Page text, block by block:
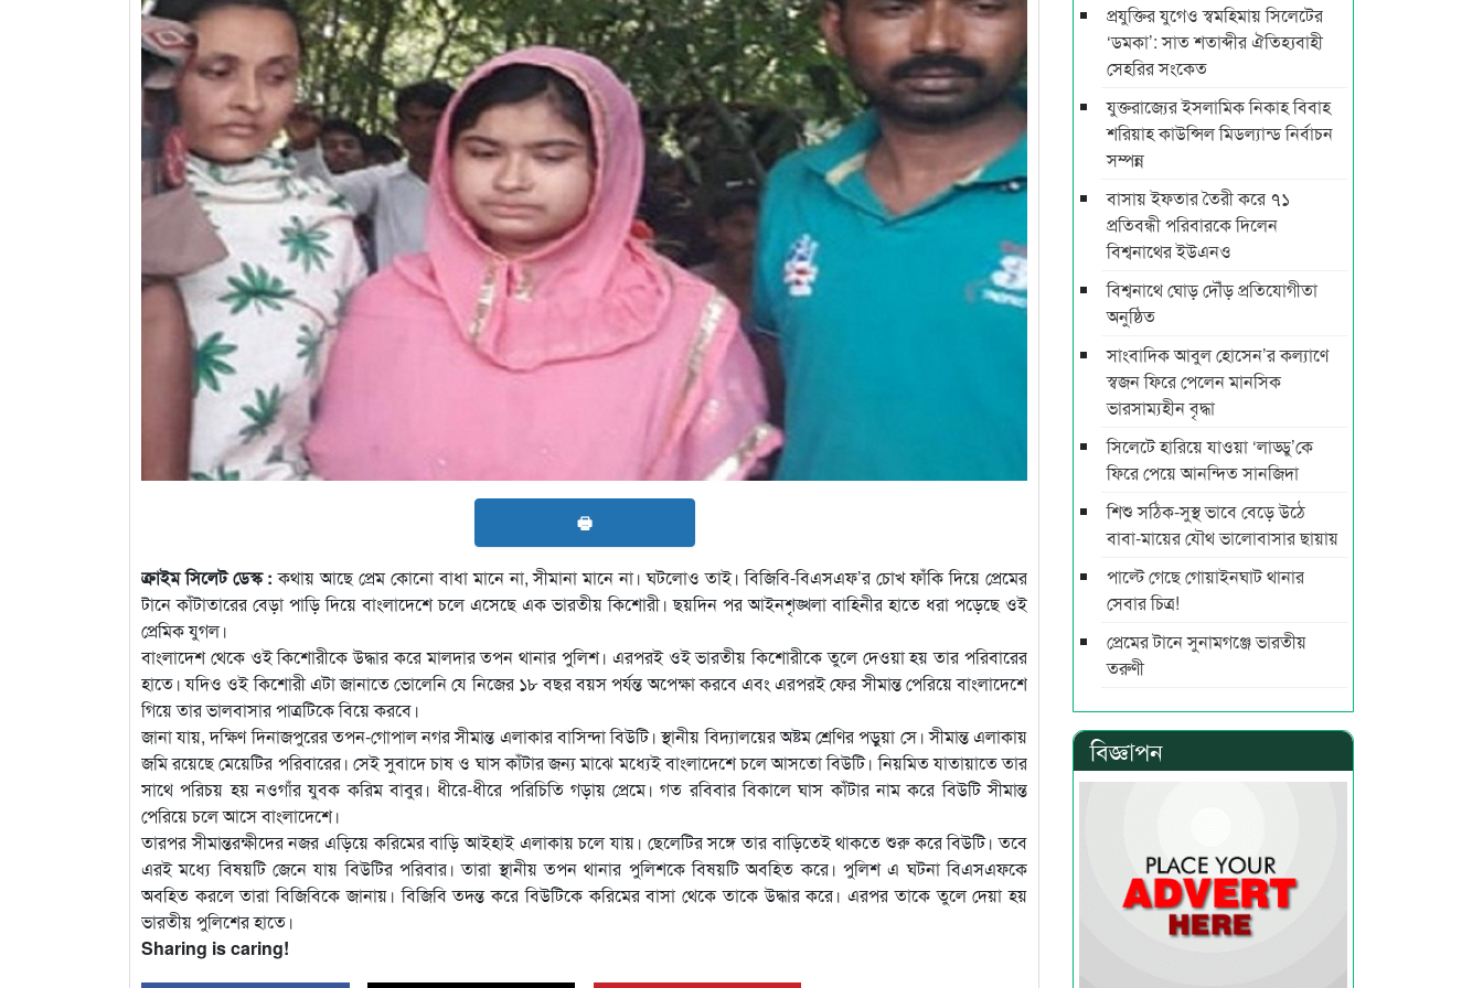
🖶
ক্রাইম সিলেট ডেস্ক : কথায় আছে প্রেম কোনো বাধা মানে না, সীমানা মানে না। ঘটলোও তাই। বিজিবি-বিএসএফ’র চোখ ফাঁকি দিয়ে প্রেমের
টানে কাঁটাতারের বেড়া পাড়ি দিয়ে বাংলাদেশে চলে এসেছে এক ভারতীয় কিশোরী। ছয়দিন পর আইনশৃঙ্খলা বাহিনীর হাতে ধরা পড়েছে ওই
প্রেমিক যুগল।
বাংলাদেশ থেকে ওই কিশোরীকে উদ্ধার করে মালদার তপন থানার পুলিশ। এরপরই ওই ভারতীয় কিশোরীকে তুলে দেওয়া হয় তার পরিবারের
হাতে। যদিও ওই কিশোরী এটা জানাতে ভোলেনি যে নিজের ১৮ বছর বয়স পর্যন্ত অপেক্ষা করবে এবং এরপরই ফের সীমান্ত পেরিয়ে বাংলাদেশে
গিয়ে তার ভালবাসার পাত্রটিকে বিয়ে করবে।
জানা যায়, দক্ষিণ দিনাজপুরের তপন-গোপাল নগর সীমান্ত এলাকার বাসিন্দা বিউটি। স্থানীয় বিদ্যালয়ের অষ্টম শ্রেণির পড়ুয়া সে। সীমান্ত এলাকায়
জমি রয়েছে মেয়েটির পরিবারের। সেই সুবাদে চাষ ও ঘাস কাঁটার জন্য মাঝে মধ্যেই বাংলাদেশে চলে আসতো বিউটি। নিয়মিত যাতায়াতে তার
সাথে পরিচয় হয় নওগাঁর যুবক করিম বাবুর। ধীরে-ধীরে পরিচিতি গড়ায় প্রেমে। গত রবিবার বিকালে ঘাস কাঁটার নাম করে বিউটি সীমান্ত
পেরিয়ে চলে আসে বাংলাদেশে।
তারপর সীমান্তরক্ষীদের নজর এড়িয়ে করিমের বাড়ি আইহাই এলাকায় চলে যায়। ছেলেটির সঙ্গে তার বাড়িতেই থাকতে শুরু করে বিউটি। তবে
এরই মধ্যে বিষয়টি জেনে যায় বিউটির পরিবার। তারা স্থানীয় তপন থানার পুলিশকে বিষয়টি অবহিত করে। পুলিশ এ ঘটনা বিএসএফকে
অবহিত করলে তারা বিজিবিকে জানায়। বিজিবি তদন্ত করে বিউটিকে করিমের বাসা থেকে তাকে উদ্ধার করে। এরপর তাকে তুলে দেয়া হয়
ভারতীয় পুলিশের হাতে।
Sharing is caring!
প্রযুক্তির যুগেও স্বমহিমায় সিলেটের
‘ডমকা’: সাত শতাব্দীর ঐতিহ্যবাহী
সেহরির সংকেত
যুক্তরাজ্যের ইসলামিক নিকাহ বিবাহ
শরিয়াহ কাউন্সিল মিডল্যান্ড নির্বাচন‌
সম্পন্ন
বাসায় ইফতার তৈরী করে ৭১
প্রতিবন্ধী পরিবারকে দিলেন
বিশ্বনাথের ইউএনও
বিশ্বনাথে ঘোড় দৌঁড় প্রতিযোগীতা
অনুষ্ঠিত
সাংবাদিক আবুল হোসেন’র কল্যাণে
স্বজন ফিরে পেলেন মানসিক
ভারসাম্যহীন বৃদ্ধা
সিলেটে হারিয়ে যাওয়া ‘লাড্ডু’কে
ফিরে পেয়ে আনন্দিত সানজিদা
শিশু সঠিক-সুস্থ ভাবে বেড়ে উঠে
বাবা-মায়ের যৌথ ভালোবাসার ছায়ায়
পাল্টে গেছে গোয়াইনঘাট থানার
সেবার চিত্র!
প্রেমের টানে সুনামগঞ্জে ভারতীয়
তরুণী
বিজ্ঞাপন